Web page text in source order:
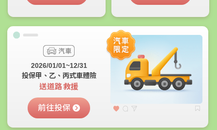
2026/01/01~12/31
投保甲、乙、丙式車體險
送道路救援
前往投保